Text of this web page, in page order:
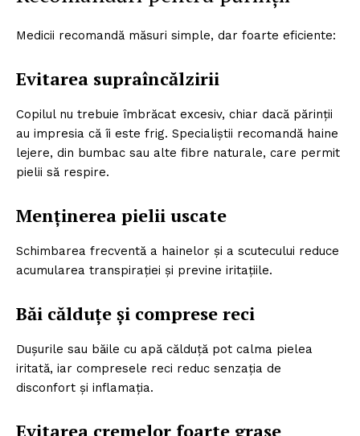
Medicii recomandă măsuri simple, dar foarte eficiente:
Evitarea supraîncălzirii
Copilul nu trebuie îmbrăcat excesiv, chiar dacă părinții
au impresia că îi este frig. Specialiștii recomandă haine
lejere, din bumbac sau alte fibre naturale, care permit
pielii să respire.
Menținerea pielii uscate
Schimbarea frecventă a hainelor și a scutecului reduce
acumularea transpirației și previne iritațiile.
Băi călduțe și comprese reci
Dușurile sau băile cu apă călduță pot calma pielea
iritată, iar compresele reci reduc senzația de
disconfort și inflamația.
Evitarea cremelor foarte grase